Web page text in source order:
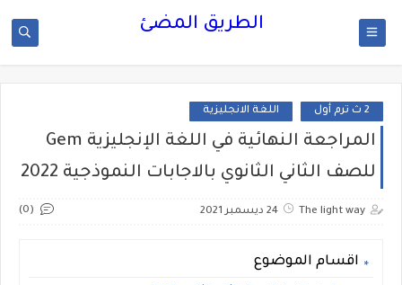
الطريق المضئ
2 ث ترم أول اللغة الانجليزية
المراجعة النهائية في اللغة الإنجليزية Gem
للصف الثاني الثانوي بالاجابات النموذجية 2022
The light way 24 ديسمبر 2021 (0)
اقسام الموضوع